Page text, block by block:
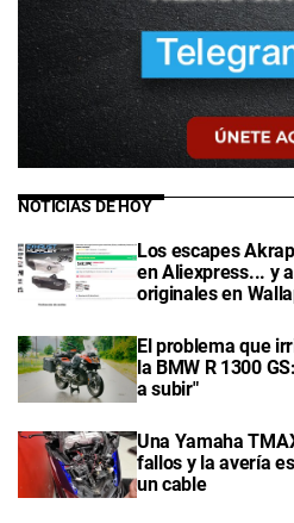
NOTICIAS DE HOY
Los escapes
en Aliexpress... y
originales en
El problema que
la BMW R 1300
a subir"
Una Yamaha
fallos y la avería
un cable